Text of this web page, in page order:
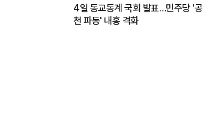
4일 동교동계 국회 발표…민주당 '공
천 파동' 내홍 격화